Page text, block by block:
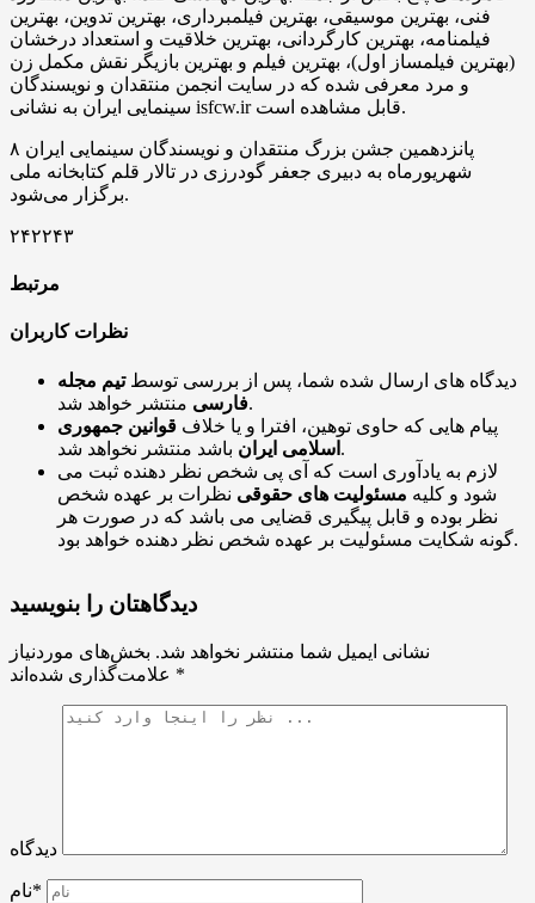
فنی، بهترین موسیقی، بهترین فیلمبرداری، بهترین تدوین، بهترین
فیلمنامه، بهترین کارگردانی، بهترین خلاقیت و استعداد درخشان
(بهترین فیلمساز اول)، بهترین فیلم و بهترین بازیگر نقش مکمل زن
و مرد معرفی شده که در سایت انجمن منتقدان و نویسندگان
سینمایی ایران به نشانی isfcw.ir قابل مشاهده است.
پانزدهمین جشن بزرگ منتقدان و نویسندگان سینمایی ایران ۸
شهریورماه به دبیری جعفر گودرزی در تالار قلم کتابخانه ملی
برگزار می‌شود.
۲۴۲۲۴۳
مرتبط
نظرات کاربران
دیدگاه های ارسال شده شما، پس از بررسی توسطتیم مجله
فارسیمنتشر خواهد شد.
پیام هایی که حاوی توهین، افترا و یا خلاف قوانین جمهوری
اسلامی ایران باشد منتشر نخواهد شد.
لازم به یادآوری است که آی پی شخص نظر دهنده ثبت می
شود و کلیه مسئولیت های حقوقی نظرات بر عهده شخص
نظر بوده و قابل پیگیری قضایی می باشد که در صورت هر
گونه شکایت مسئولیت بر عهده شخص نظر دهنده خواهد بود.
دیدگاهتان را بنویسید
نشانی ایمیل شما منتشر نخواهد شد. بخش‌های موردنیاز
*
دیدگاه
نام*